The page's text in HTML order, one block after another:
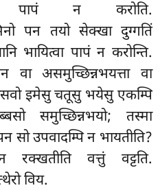
पापं न करोति.
पन तयो सेक्खा दुग्गतिं
भायित्वा पापं न करोन्ति.
असमुच्छिन्नभयत्ता वा
इमेसु चतूसु भयेसु एकम्पि
समुच्छिन्नभयो; तस्मा
सो उपवादम्पि न भायतीति?
वत्तुं वट्टति.
विय.